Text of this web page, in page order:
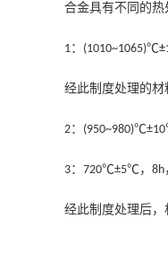
合金具有不同的热
1：
经此制度处理的
2：
3： 720℃±5℃， 8h
经此制度处理后，